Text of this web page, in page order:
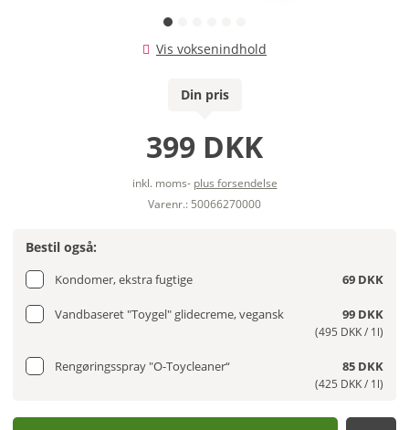
Vis voksenindhold
Din pris
399 DKK
inkl. moms- plus forsendelse
Varenr.: 50066270000
Bestil også:
Kondomer, ekstra fugtige 69 DKK
Vandbaseret "Toygel" glidecreme, vegansk 99 DKK
(495 DKK / 1l)
Rengøringsspray "O-Toycleaner“ 85 DKK
(425 DKK / 1l)